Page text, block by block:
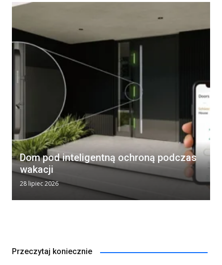
Dom pod inteligentną ochroną podczas
wakacji
28 lipiec 2026
Przeczytaj koniecznie